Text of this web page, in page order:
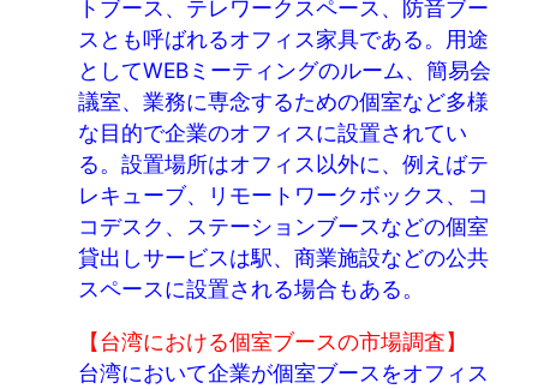
飲食店情報
トブース、テレワークスペース、防音ブー
スとも呼ばれるオフィス家具である。用途
としてWEBミーティングのルーム、簡易会
議室、業務に専念するための個室など多様
な目的で企業のオフィスに設置されてい
る。設置場所はオフィス以外に、例えばテ
レキューブ、リモートワークボックス、コ
コデスク、ステーションブースなどの個室
貸出しサービスは駅、商業施設などの公共
スペースに設置される場合もある。
【台湾における個室ブースの市場調査】
台湾において企業が個室ブースをオフィス